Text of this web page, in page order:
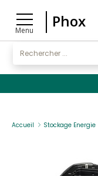
Menu
Phox
Accueil Stockage Energie